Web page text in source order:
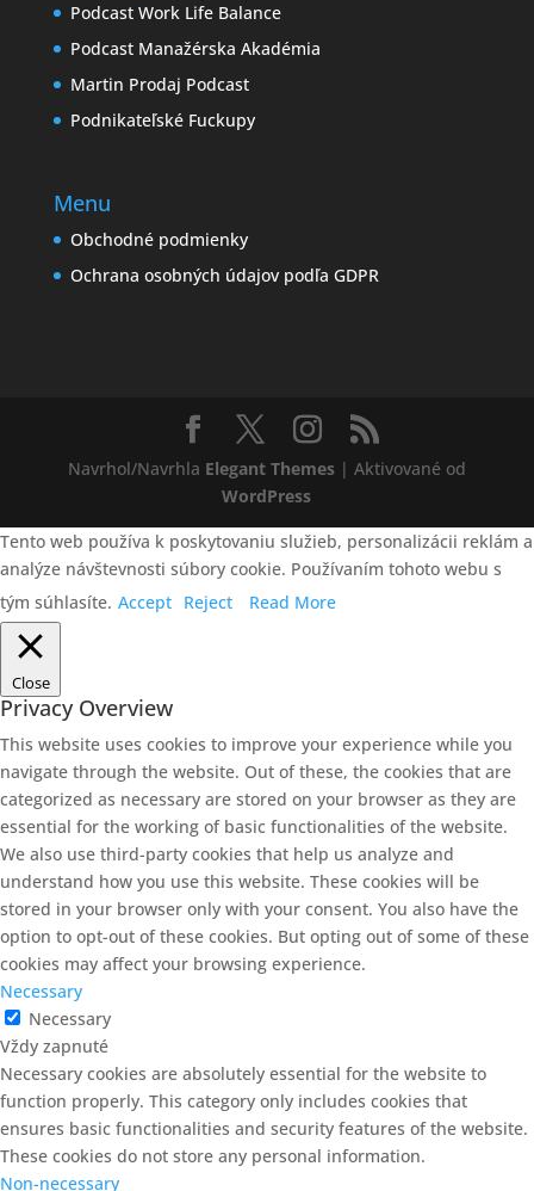
Podcast Work Life Balance
Podcast Manažérska Akadémia
Martin Prodaj Podcast
Podnikateľské Fuckupy
Menu
Obchodné podmienky
Ochrana osobných údajov podľa GDPR
Navrhol/Navrhla Elegant Themes| Aktivované od
WordPress
Tento web používa k poskytovaniu služieb, personalizácii reklám a
analýze návštevnosti súbory cookie. Používaním tohoto webu s
tým súhlasíte. Accept Reject Read More
Close
Privacy Overview
This website uses cookies to improve your experience while you
navigate through the website. Out of these, the cookies that are
categorized as necessary are stored on your browser as they are
essential for the working of basic functionalities of the website.
We also use third-party cookies that help us analyze and
understand how you use this website. These cookies will be
stored in your browser only with your consent. You also have the
option to opt-out of these cookies. But opting out of some of these
cookies may affect your browsing experience.
Necessary
Necessary
Vždy zapnuté
Necessary cookies are absolutely essential for the website to
function properly. This category only includes cookies that
ensures basic functionalities and security features of the website.
These cookies do not store any personal information.
Non-necessary